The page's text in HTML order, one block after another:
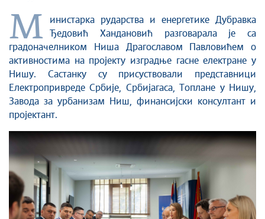
М
инистарка рударства и енергетике Дубравка
Ђедовић Хандановић разговарала је са
градоначелником Ниша Драгославом Павловићем о
активностима на пројекту изградње гасне електране у
Нишу. Састанку су присуствовали представници
Електропривреде Србије, Србијагаса, Топлане у Нишу,
Завода за урбанизам Ниш, финансијски консултант и
пројектант.